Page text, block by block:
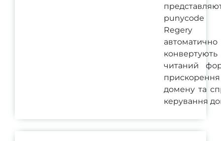
punycode
Regery
автоматично
читаний
домену та
керування